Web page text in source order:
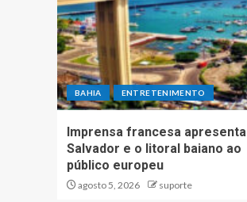
BAHIA ENTRETENIMENTO
Imprensa francesa apresenta
Salvador e o litoral baiano ao
público europeu
agosto 5, 2026 suporte